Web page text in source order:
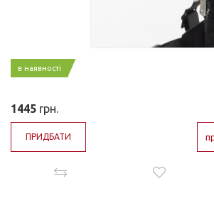
в наявності
1445 грн.
ПРИДБАТИ